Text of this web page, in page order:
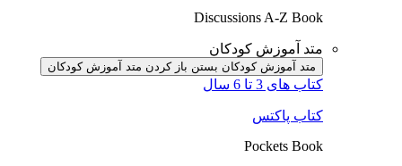
Discussions A-Z Book
متد آموزش کودکان
متد آموزش کودکان بستن باز کردن متد آموزش کودکان
کتاب های 3 تا 6 سال
کتاب پاکتس
Pockets Book